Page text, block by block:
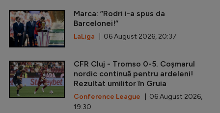
Marca: ”Rodri i-a spus da
Barcelonei!”
LaLiga | 06 August 2026, 20:37
CFR Cluj - Tromso 0-5. Coșmarul
nordic continuă pentru ardeleni!
Rezultat umilitor în Gruia
Conference League | 06 August 2026,
19:30